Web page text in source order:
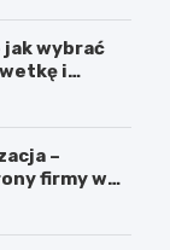
wybrać
i
–
firmy w